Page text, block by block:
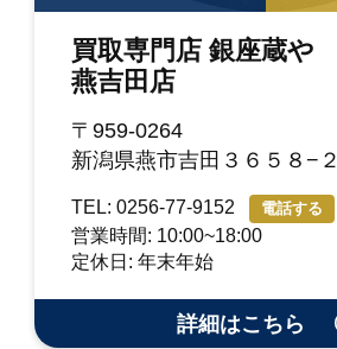
買取専門店 銀座蔵や
燕吉田店
〒959-0264
新潟県燕市吉田３６５８−２
TEL: 0256-77-9152 電話する
営業時間: 10:00~18:00
定休日: 年末年始
詳細はこちら